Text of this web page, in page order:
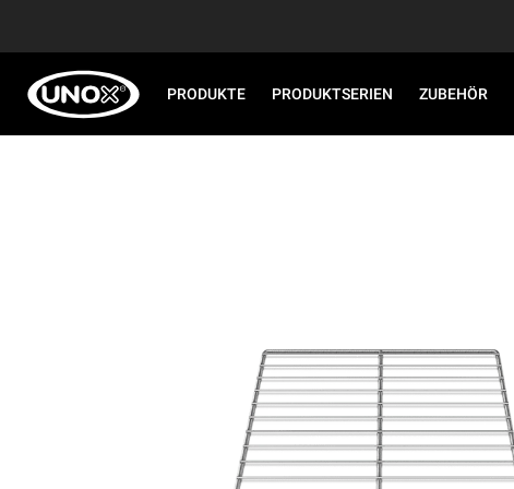
PRODUKTE PRODUKTSERIEN ZUBEHÖR